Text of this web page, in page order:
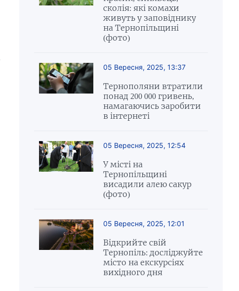
сколія: які комахи
живуть у заповіднику
на Тернопільщині
(фото)
05 Вересня, 2025, 13:37
Тернополяни втратили
понад 200 000 гривень,
намагаючись заробити
в інтернеті
05 Вересня, 2025, 12:54
У місті на
Тернопільщині
висадили алею сакур
(фото)
05 Вересня, 2025, 12:01
Відкрийте свій
Тернопіль: досліджуйте
місто на екскурсіях
вихідного дня